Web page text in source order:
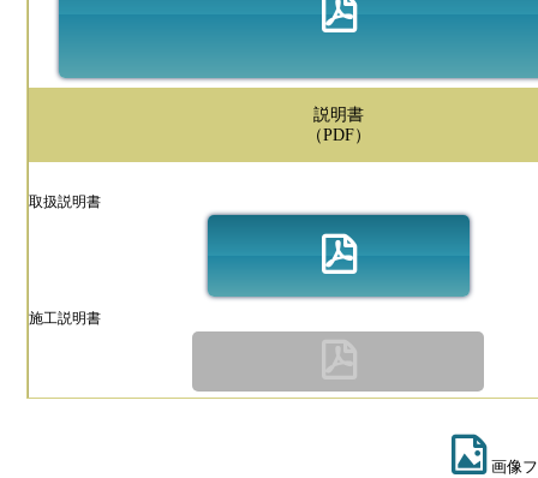
説明書
（PDF）
取扱説明書
施工説明書
画像